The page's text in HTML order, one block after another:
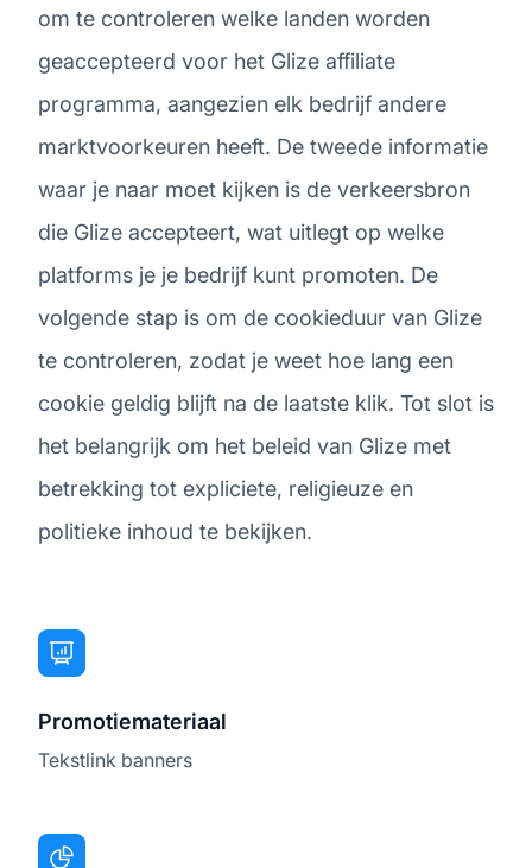
om te controleren welke landen worden
geaccepteerd voor het Glize affiliate
programma, aangezien elk bedrijf andere
marktvoorkeuren heeft. De tweede informatie
waar je naar moet kijken is de verkeersbron
die Glize accepteert, wat uitlegt op welke
platforms je je bedrijf kunt promoten. De
volgende stap is om de cookieduur van Glize
te controleren, zodat je weet hoe lang een
cookie geldig blijft na de laatste klik. Tot slot is
het belangrijk om het beleid van Glize met
betrekking tot expliciete, religieuze en
politieke inhoud te bekijken.
Promotiemateriaal
Tekstlink banners